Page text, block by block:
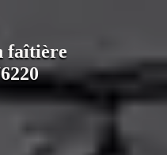
faîtière